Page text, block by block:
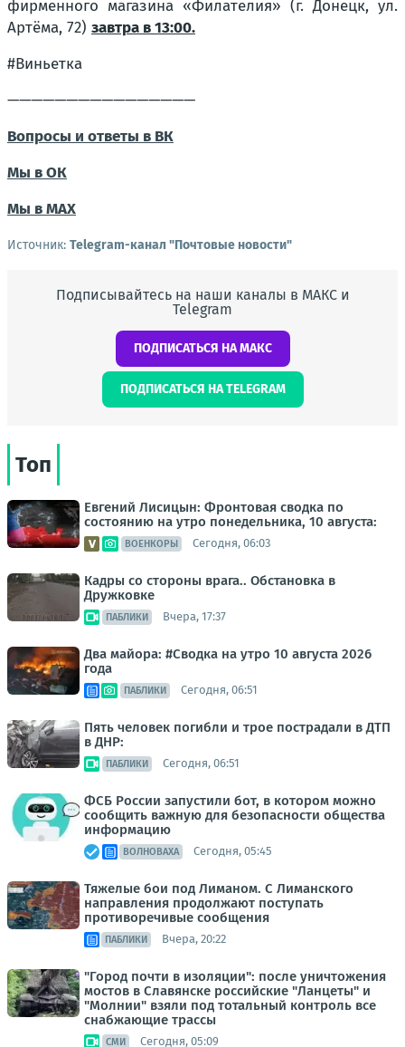
фирменного магазина «Филателия» (г. Донецк, ул.
Артёма, 72) завтра в 13:00.
#Виньетка
————————————————
Вопросы и ответы в ВК
Мы в ОК
Мы в MAX
Источник: Telegram-канал "Почтовые новости"
Подписывайтесь на наши каналы в МАКС и
Telegram
ПОДПИСАТЬСЯ НА МАКС
ПОДПИСАТЬСЯ НА TELEGRAM
Топ
Евгений Лисицын: Фронтовая сводка по
состоянию на утро понедельника, 10 августа:
ВОЕНКОРЫ Сегодня, 06:03
Кадры со стороны врага.. Обстановка в
Дружковке
ПАБЛИКИ Вчера, 17:37
Два майора: #Сводка на утро 10 августа 2026
года
ПАБЛИКИ Сегодня, 06:51
Пять человек погибли и трое пострадали в ДТП
в ДНР:
ПАБЛИКИ Сегодня, 06:51
ФСБ России запустили бот, в котором можно
сообщить важную для безопасности общества
информацию
ВОЛНОВАХА Сегодня, 05:45
Тяжелые бои под Лиманом. С Лиманского
направления продолжают поступать
противоречивые сообщения
ПАБЛИКИ Вчера, 20:22
"Город почти в изоляции": после уничтожения
мостов в Славянске российские "Ланцеты" и
"Молнии" взяли под тотальный контроль все
снабжающие трассы
СМИ Сегодня, 05:09